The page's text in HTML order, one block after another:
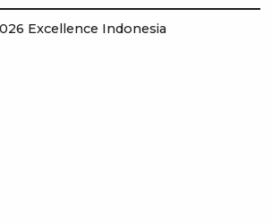
Excellence Indonesia